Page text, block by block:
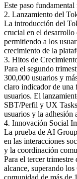
Este paso
2. Lanzamiento del
La introducción del
crucial en el desarrollo
permitiendo a los
crecimiento de la
3. Hitos de
Para el segundo
300,000 usuarios y
claro indicador de una
usuarios. El
SBT/Perfil y UX
usuarios y la adhesión
4. Innovación Social
La prueba de AI
en las interacciones
y la coordinación
Para el tercer
alcance, superando
comunidad de más de